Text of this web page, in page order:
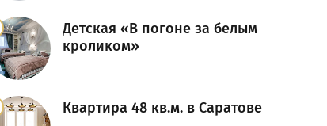
Детская «В погоне за белым
кроликом»
Квартира 48 кв.м. в Саратове